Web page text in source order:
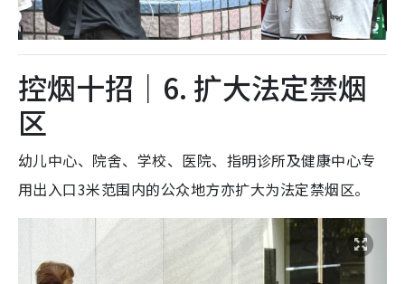
控烟十招｜6. 扩大法定禁烟
区
幼儿中心、院舍、学校、医院、指明诊所及健康中心专
用出入口3米范围内的公众地方亦扩大为法定禁烟区。